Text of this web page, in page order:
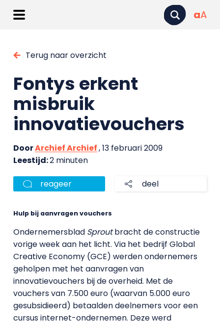
aA
Terug naar overzicht
Fontys erkent
misbruik
innovatievouchers
DoorArchief Archief, 13 februari 2009
Leestijd:2 minuten
reageer deel
Hulp bij aanvragen vouchers
Ondernemersblad Sproutbracht de constructie
vorige week aan het licht. Via het bedrijf Global
Creative Economy (GCE) werden ondernemers
geholpen met het aanvragen van
innovatievouchers bij de overheid. Met de
vouchers van 7.500 euro (waarvan 5.000 euro
gesubsidieerd) betaalden deelnemers voor een
cursus internet-ondernemen. Deze werd